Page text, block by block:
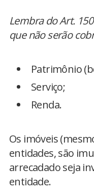
Lembra do Art.
que não serão
Patrimônio
Serviço;
Renda.
Os imóveis
entidades, são
arrecadado seja
entidade.